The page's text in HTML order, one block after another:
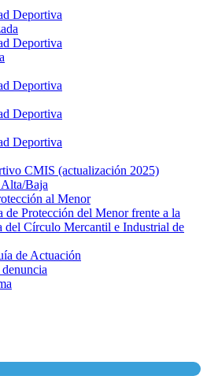
Deportiva
Deportiva
Deportiva
Deportiva
Deportiva
CMIS (actualización 2025)
Baja
al Menor
de Protección del Menor frente a la
del Círculo Mercantil e Industrial de
de Actuación